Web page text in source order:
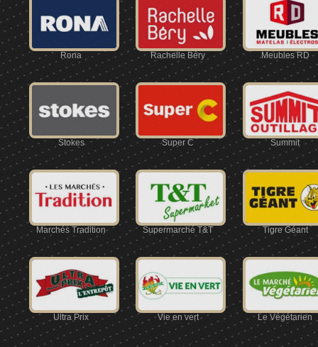
Rona Rachelle Béry Meubles RD
Stokes Super C Summit
Marchés Tradition Supermarché T&T Tigre Géant
Ultra Prix Vie en vert Le Végétarien